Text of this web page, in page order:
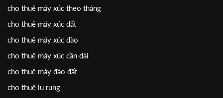
cho thuê máy xúc theo tháng
cho thuê máy xúc đất
cho thuê máy xúc đào
cho thuê máy xúc cần dài
cho thuê máy đào đất
cho thuê lu rung